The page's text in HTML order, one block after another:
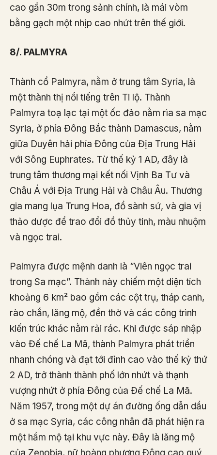
cao gần 30m trong sảnh chính, là mái vòm
bằng gạch một nhịp cao nhứt trên thế giới.
8/. PALMYRA
Thành cổ Palmyra, nằm ở trung tâm Syria, là
một thành thị nổi tiếng trên Ti lộ. Thành
Palmyra toạ lạc tại một ốc đảo nằm rìa sa mạc
Syria, ở phía Đông Bắc thành Damascus, nằm
giữa Duyên hải phía Đông của Địa Trung Hải
với Sông Euphrates. Từ thế kỷ 1 AD, đây là
trung tâm thương mại kết nối Vịnh Ba Tư và
Châu Á với Địa Trung Hải và Châu Âu. Thương
gia mang lụa Trung Hoa, đồ sành sứ, và gia vị
thảo dược để trao đổi đồ thủy tinh, màu nhuộm
và ngọc trai.
Palmyra được mệnh danh là “Viên ngọc trai
trong Sa mạc”. Thành này chiếm một diện tích
khoảng 6 km² bao gồm các cột trụ, tháp canh,
rào chắn, lăng mộ, đền thờ và các công trình
kiến ​​trúc khác nằm rải rác. Khi được sáp nhập
vào Đế chế La Mã, thành Palmyra phát triển
nhanh chóng và đạt tới đỉnh cao vào thế kỷ thứ
2 AD, trở thành thành phố lớn nhứt và thạnh
vượng nhứt ở phía Đông của Đế chế La Mã.
Năm 1957, trong một dự án đường ống dẫn dầu
ở sa mạc Syria, các công nhân đã phát hiện ra
một hầm mộ tại khu vực này. Đây là lăng mộ